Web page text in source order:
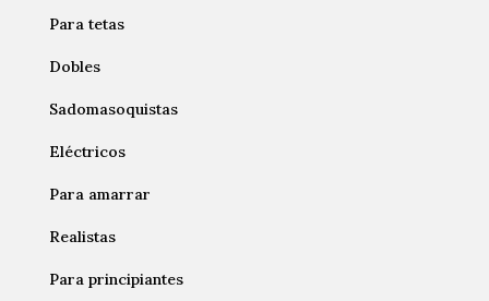
Para tetas
Dobles
Sadomasoquistas
Eléctricos
Para amarrar
Realistas
Para principiantes